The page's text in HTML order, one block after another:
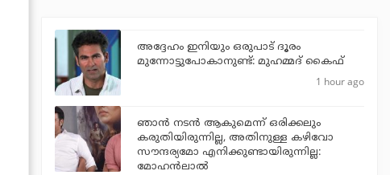
അദ്ദേഹം ഇനിയും ഒരുപാട് ദൂരം
മുന്നോട്ടുപോകാനുണ്ട്: മുഹമ്മദ് കൈഫ്
1 hour ago
ഞാൻ നടൻ ആകുമെന്ന് ഒരിക്കലും
കരുതിയിരുന്നില്ല, അതിനുള്ള കഴിവോ
സൗന്ദര്യമോ എനിക്കുണ്ടായിരുന്നില്ല:
മോഹൻലാൽ